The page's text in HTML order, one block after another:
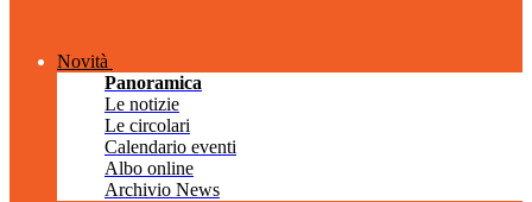
Novità
Panoramica
Le notizie
Le circolari
Calendario eventi
Albo online
Archivio News